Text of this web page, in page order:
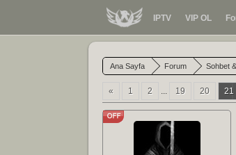
IPTV VIP OL
Ana Sayfa Forum Sohbet
« 1 2 ... 19 20 21